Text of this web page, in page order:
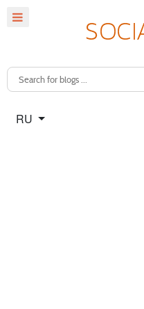
Select your language
RU